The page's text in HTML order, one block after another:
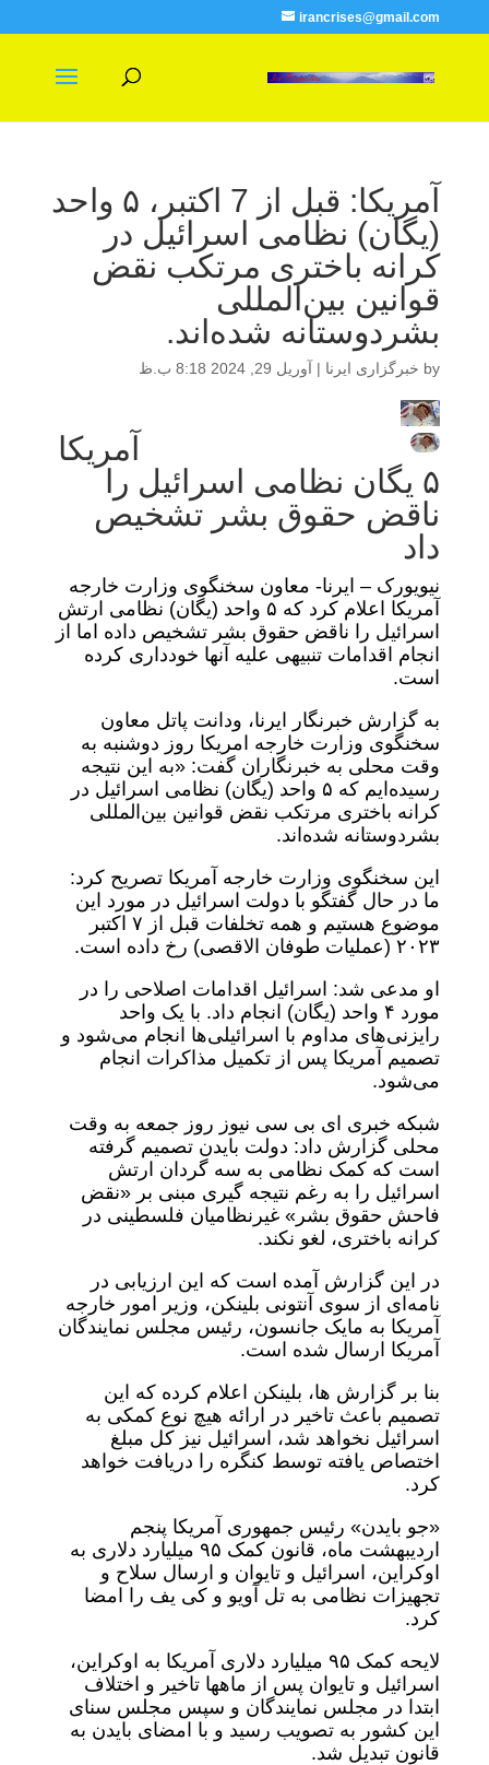
irancrises@gmail.com
آمریکا: قبل از 7 اکتبر، ۵ واحد
(یگان) نظامی اسرائیل در
کرانه باختری مرتکب نقض
قوانین بین‌المللی
بشردوستانه شده‌اند.
by خبرگزاری ایرنا | آوریل 29, 2024 8:18 ب.ظ
آمریکا
۵ یگان نظامی اسرائیل را
ناقض حقوق بشر تشخیص
داد
نیویورک – ایرنا- معاون سخنگوی وزارت خارجه
آمریکا اعلام کرد که ۵ واحد (یگان) نظامی ارتش
اسرائیل را ناقض حقوق بشر تشخیص داده اما از
انجام اقدامات تنبیهی علیه آنها خودداری کرده
است.
به گزارش خبرنگار ایرنا، ودانت پاتل معاون
سخنگوی وزارت خارجه امریکا روز دوشنبه به
وقت محلی به خبرنگاران گفت: «به این نتیجه
رسیده‌ایم که ۵ واحد (یگان) نظامی اسرائیل در
کرانه باختری مرتکب نقض قوانین بین‌المللی
بشردوستانه شده‌اند.
این سخنگوی وزارت خارجه آمریکا تصریح کرد:
ما در حال گفتگو با دولت اسرائیل در مورد این
موضوع هستیم و همه تخلفات قبل از ۷ اکتبر
۲۰۲۳ (عملیات طوفان الاقصی) رخ داده است.
او مدعی شد: اسرائیل اقدامات اصلاحی را در
مورد ۴ واحد (یگان) انجام داد. با یک واحد
رایزنی‌های مداوم با اسرائیلی‌ها انجام می‌شود و
تصمیم آمریکا پس از تکمیل مذاکرات انجام
می‌شود.
شبکه خبری ای بی سی نیوز روز جمعه به وقت
محلی گزارش داد: دولت بایدن تصمیم گرفته
است که کمک نظامی به سه گردان ارتش
اسرائیل را به رغم نتیجه گیری مبنی بر «نقض
فاحش حقوق بشر» غیرنظامیان فلسطینی در
کرانه باختری، لغو نکند.
در این گزارش آمده است که این ارزیابی در
نامه‌ای از سوی آنتونی بلینکن، وزیر امور خارجه
آمریکا به مایک جانسون، رئیس مجلس نمایندگان
آمریکا ارسال شده است.
بنا بر گزارش ها، بلینکن اعلام کرده که این
تصمیم باعث تاخیر در ارائه هیچ نوع کمکی به
اسرائیل نخواهد شد، اسرائیل نیز کل مبلغ
اختصاص یافته توسط کنگره را دریافت خواهد
کرد.
«جو بایدن» رئیس جمهوری آمریکا پنجم
اردیبهشت ماه، قانون کمک ۹۵ میلیارد دلاری به
اوکراین، اسرائیل و تایوان و ارسال سلاح و
تجهیزات نظامی به تل آویو و کی یف را امضا
کرد.
لایحه کمک ۹۵ میلیارد دلاری آمریکا به اوکراین،
اسرائیل و تایوان پس از ماهها تاخیر و اختلاف
ابتدا در مجلس نمایندگان و سپس مجلس سنای
این کشور به تصویب رسید و با امضای بایدن به
قانون تبدیل شد.